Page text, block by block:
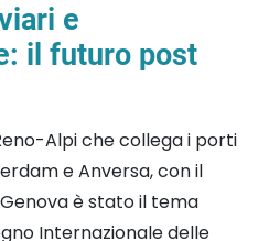
e
il futuro post
Alpi che collega i porti
e Anversa, con il
è stato il tema
Internazionale delle